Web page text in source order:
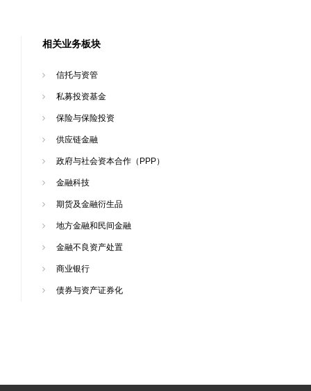
相关业务板块
信托与资管
私募投资基金
保险与保险投资
供应链金融
政府与社会资本合作（PPP）
金融科技
期货及金融衍生品
地方金融和民间金融
金融不良资产处置
商业银行
债券与资产证券化